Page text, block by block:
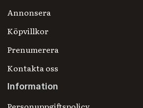
Annonsera
Köpvillkor
Prenumerera
Kontakta oss
Information